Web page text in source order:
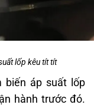
lốp kêu tít tít
biến áp suất lốp
hành trước đó.